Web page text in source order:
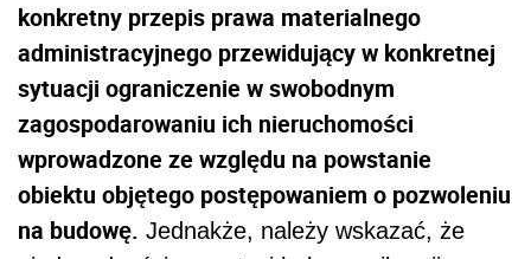
konkretny przepis prawa materialnego
administracyjnego przewidujący w konkretnej
sytuacji ograniczenie w swobodnym
zagospodarowaniu ich nieruchomości
wprowadzone ze względu na powstanie
obiektu objętego postępowaniem o pozwoleniu
na budowę. Jednakże, należy wskazać, że